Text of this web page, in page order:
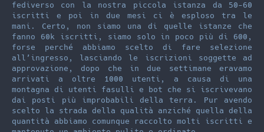
fediverso con la nostra piccola istanza da 50-60
iscritti e poi in due mesi ci è esploso tra le
mani. Certo, non siamo una di quelle istanze che
fanno 60k iscritti, siamo solo in poco più di 600,
forse perché abbiamo scelto di fare selezione
all’ingresso, lasciando le iscrizioni soggette ad
approvazione, dopo che in due settimane eravamo
arrivati a oltre 1000 utenti, a causa di una
montagna di utenti fasulli e bot che si iscrivevano
dai posti più improbabili della terra. Pur avendo
scelto la strada della qualità anziché quella della
quantità abbiamo comunque raccolto molti iscritti e